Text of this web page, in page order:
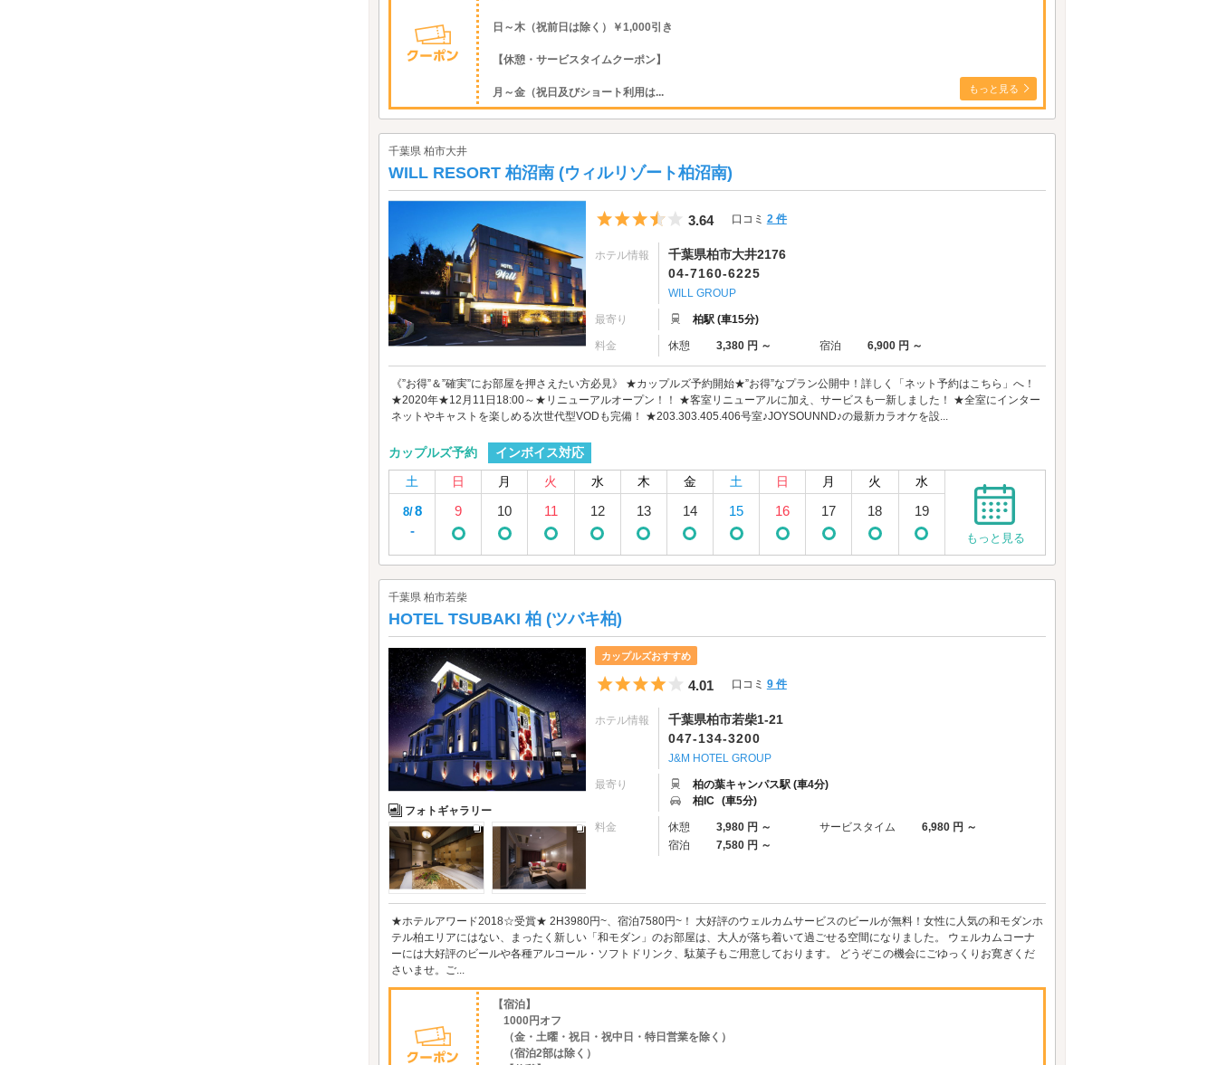
日～木（祝前日は除く）￥1,000引き
【休憩・サービスタイムクーポン】
月～金（祝日及びショート利用は... もっと見る
千葉県 柏市大井
WILL RESORT 柏沼南 (ウィルリゾート柏沼南)
5つ星のうち3.5
3.64 口コミ 2 件
ホテル情報
千葉県柏市大井2176
04-7160-6225
WILL GROUP
最寄り 柏駅 (車15分)
料金 休憩 3,380 円 ～ 宿泊 6,900 円 ～
《”お得”＆”確実”にお部屋を押さえたい方必見》 ★カップルズ予約開始★”お得”なプラン公開中！詳しく「ネット予約はこちら」へ！
★2020年★12月11日18:00～★リニューアルオープン！！ ★客室リニューアルに加え、サービスも一新しました！ ★全室にインター
ネットやキャストを楽しめる次世代型VODも完備！ ★203.303.405.406号室♪JOYSOUNND♪の最新カラオケを設...
カップルズ予約
インボイス対応
土
日 月 火 水 木 金 土 日 月 火 水
8/8
-
9 10 11 12 13 14 15 16 17 18 19
もっと見る
千葉県 柏市若柴
HOTEL TSUBAKI 柏 (ツバキ柏)
フォトギャラリー
カップルズおすすめ
5つ星のうち4
4.01 口コミ 9 件
ホテル情報
千葉県柏市若柴1-21
047-134-3200
J&M HOTEL GROUP
最寄り
柏の葉キャンパス駅 (車4分)
柏IC (車5分)
料金 休憩 3,980 円 ～ サービスタイム
6,980 円 ～
宿泊
7,580 円 ～
★ホテルアワード2018☆受賞★ 2H3980円~、宿泊7580円~！ 大好評のウェルカムサービスのビールが無料！女性に人気の和モダンホ
テル柏エリアにはない、まったく新しい「和モダン」のお部屋は、大人が落ち着いて過ごせる空間になりました。 ウェルカムコーナ
ーには大好評のビールや各種アルコール・ソフトドリンク、駄菓子もご用意しております。 どうぞこの機会にごゆっくりお寛ぎくだ
さいませ。ご...
【宿泊】
1000円オフ
（金・土曜・祝日・祝中日・特日営業を除く）
（宿泊2部は除く）